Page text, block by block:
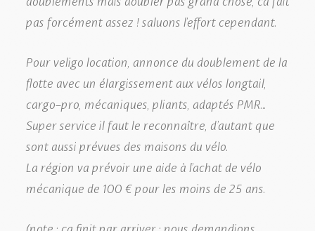
pas forcément assez ! saluons l’effort cependant.
Pour veligo location, annonce du doublement de la
flotte avec un élargissement aux vélos longtail,
cargo-pro, mécaniques, pliants, adaptés PMR…
Super service il faut le reconnaître, d’autant que
sont aussi prévues des maisons du vélo.
La région va prévoir une aide à l’achat de vélo
mécanique de 100 € pour les moins de 25 ans.
(note : ça finit par arriver : nous demandions